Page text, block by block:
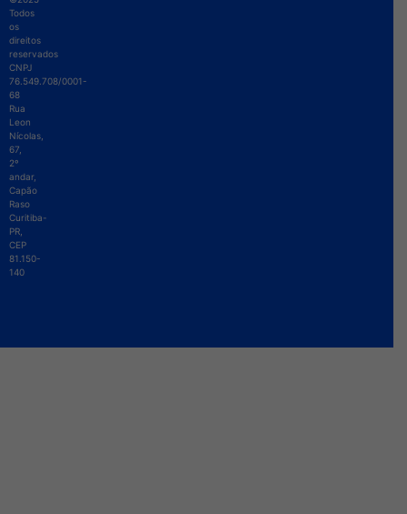
Todos
os
direitos
reservados
CNPJ
76.549.708/0001-
68
Rua
Leon
Nícolas,
67,
2º
andar,
Capão
Raso
Curitiba-
PR,
CEP
81.150-
140